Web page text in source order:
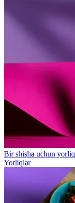
Bir shisha uchun yorliq
Yorliqlar